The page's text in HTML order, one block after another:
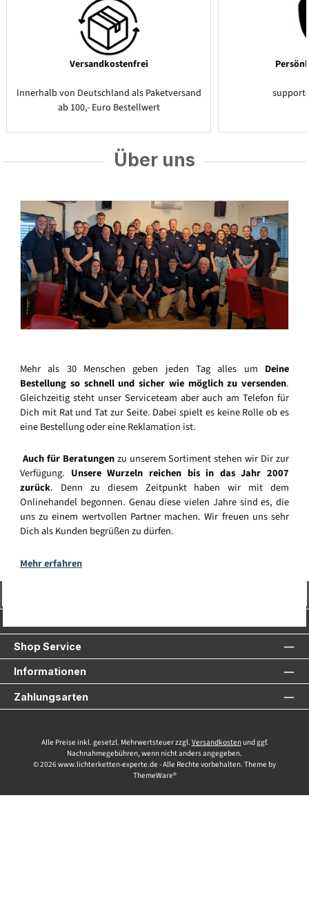
Versandkostenfrei
Innerhalb von Deutschland als Paketversand
ab 100,- Euro Bestellwert
Über uns
Mehr als 30 Menschen geben jeden Tag alles um Deine
Bestellung so schnell und sicher wie möglich zu versenden.
Gleichzeitig steht unser Serviceteam aber auch am Telefon für
Dich mit Rat und Tat zur Seite. Dabei spielt es keine Rolle ob es
eine Bestellung oder eine Reklamation ist.
Auch für Beratungenzu unserem Sortiment stehen wir Dir zur
Verfügung. Unsere Wurzeln reichen bis in das Jahr 2007
zurück. Denn zu diesem Zeitpunkt haben wir mit dem
Onlinehandel begonnen. Genau diese vielen Jahre sind es, die
uns zu einem wertvollen Partner machen. Wir freuen uns sehr
Dich als Kunden begrüßen zu dürfen.
Mehr erfahren
Shop Service
Informationen
Zahlungsarten
Alle Preise inkl. gesetzl. Mehrwertsteuer zzgl. Versandkostenund ggf.
Nachnahmegebühren, wenn nicht anders angegeben.
© 2026 www.lichterketten-experte.de - Alle Rechte vorbehalten. Theme by
ThemeWare®